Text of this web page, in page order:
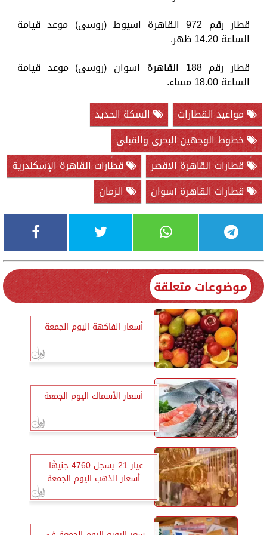
قطار رقم 972 القاهرة اسيوط (روسى) موعد قيامة
الساعة 14.20 ظهر.
قطار رقم 188 القاهرة اسوان (روسى) موعد قيامة
الساعة 18.00 مساء.
مواعيد القطارات
السكة الحديد
خطوط الوجهين البحرى والقبلى
قطارات القاهرة الاقصر
قطارات القاهرة الإسكندرية
قطارات القاهرة أسوان
الزمان
موضوعات متعلقة
أسعار الفاكهة اليوم الجمعة
أسعار الأسماك اليوم الجمعة
عيار 21 يسجل 4760 جنيهًا..
أسعار الذهب اليوم الجمعة